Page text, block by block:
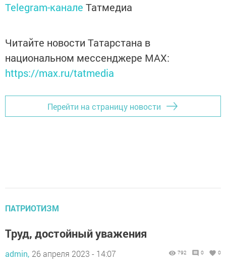
Telegram-канале Татмедиа
Читайте новости Татарстана в
национальном мессенджере MАХ:
https://max.ru/tatmedia
Перейти на страницу новости
ПАТРИОТИЗМ
Труд, достойный уважения
admin, 26 апреля 2023 - 14:07 792 0 0